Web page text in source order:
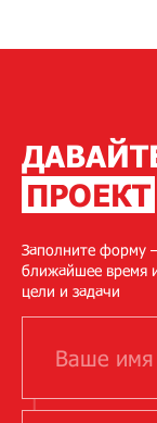
ПРОЕКТ
Заполните форму
ближайшее время
цели и задачи